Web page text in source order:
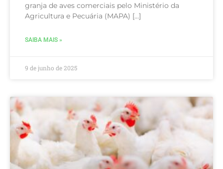
granja de aves comerciais pelo Ministério da
Agricultura e Pecuária (MAPA) […]
SAIBA MAIS »
9 de junho de 2025